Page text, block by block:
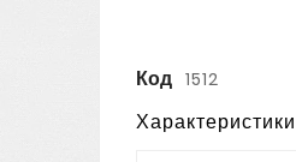
Код 1512
Характеристики